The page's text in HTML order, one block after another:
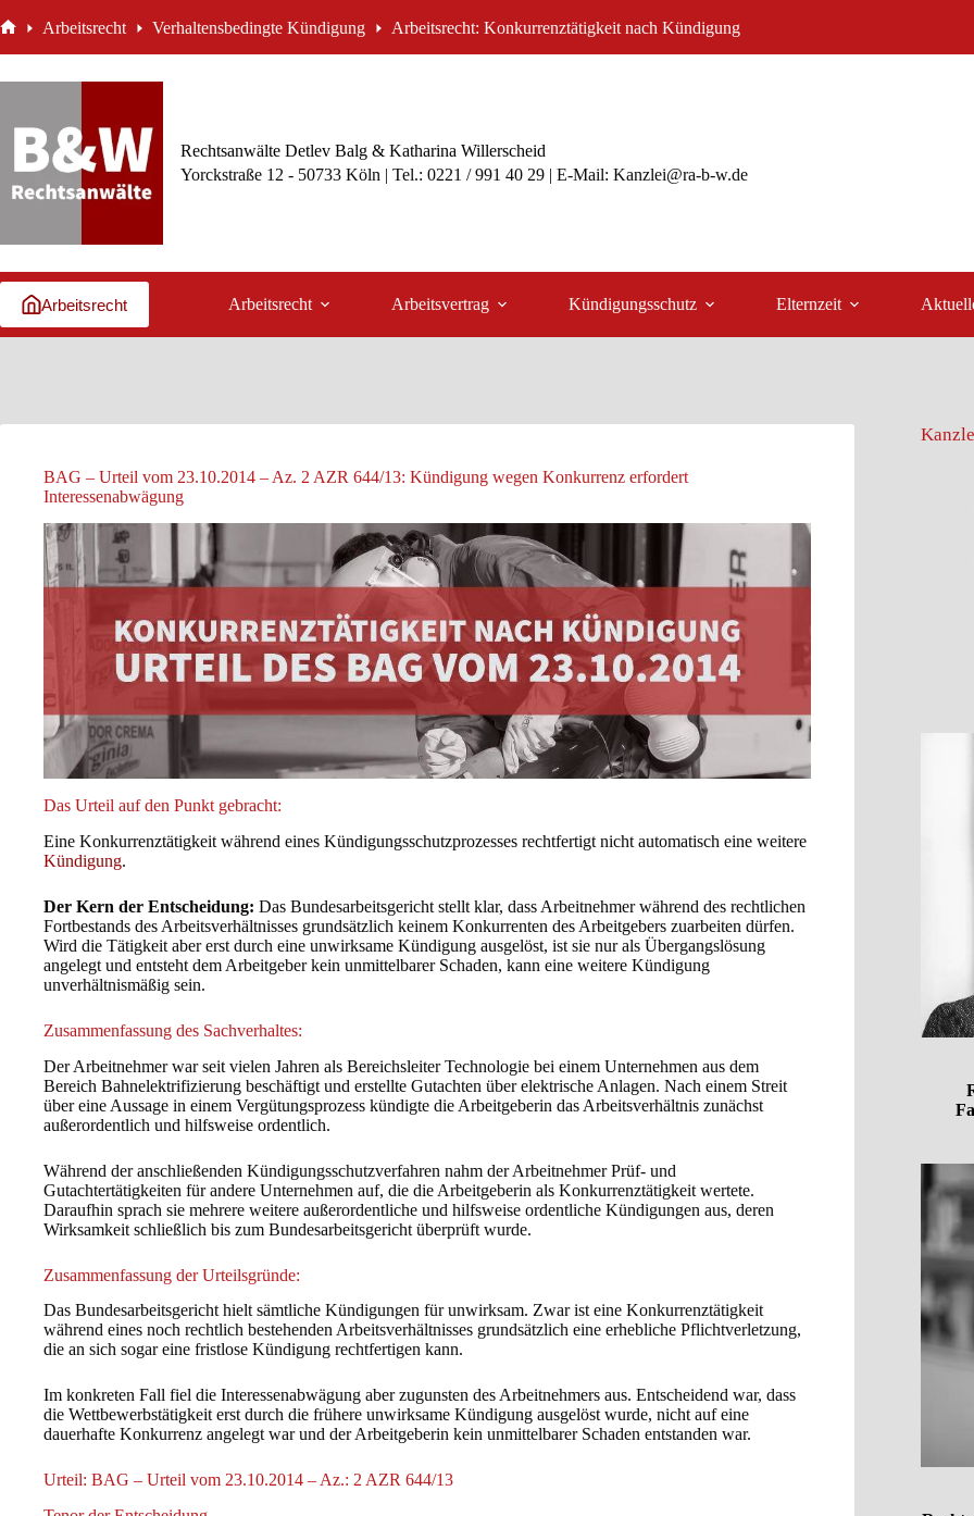
Inhalt Arbeitsrecht Verhaltensbedingte Kündigung Arbeitsrecht: Konkurrenztätigkeit nach Kündigung
Rechtsanwälte Detlev Balg & Katharina Willerscheid
Yorckstraße 12 - 50733 Köln | Tel.: 0221 / 991 40 29 | E-Mail: Kanzlei@ra-b-w.de
Arbeitsrecht Arbeitsrecht Arbeitsvertrag Kündigungsschutz Elternzeit
BAG – Urteil vom 23.10.2014 – Az. 2 AZR 644/13: Kündigung wegen Konkurrenz erfordert
Interessenabwägung
Das Urteil auf den Punkt gebracht:
Eine Konkurrenztätigkeit während eines Kündigungsschutzprozesses rechtfertigt nicht automatisch eine weitere
Kündigung.
Der Kern der Entscheidung: Das Bundesarbeitsgericht stellt klar, dass Arbeitnehmer während des rechtlichen
Fortbestands des Arbeitsverhältnisses grundsätzlich keinem Konkurrenten des Arbeitgebers zuarbeiten dürfen.
Wird die Tätigkeit aber erst durch eine unwirksame Kündigung ausgelöst, ist sie nur als Übergangslösung
angelegt und entsteht dem Arbeitgeber kein unmittelbarer Schaden, kann eine weitere Kündigung
unverhältnismäßig sein.
Zusammenfassung des Sachverhaltes:
Der Arbeitnehmer war seit vielen Jahren als Bereichsleiter Technologie bei einem Unternehmen aus dem
Bereich Bahnelektrifizierung beschäftigt und erstellte Gutachten über elektrische Anlagen. Nach einem Streit
über eine Aussage in einem Vergütungsprozess kündigte die Arbeitgeberin das Arbeitsverhältnis zunächst
außerordentlich und hilfsweise ordentlich.
Während der anschließenden Kündigungsschutzverfahren nahm der Arbeitnehmer Prüf- und
Gutachtertätigkeiten für andere Unternehmen auf, die die Arbeitgeberin als Konkurrenztätigkeit wertete.
Daraufhin sprach sie mehrere weitere außerordentliche und hilfsweise ordentliche Kündigungen aus, deren
Wirksamkeit schließlich bis zum Bundesarbeitsgericht überprüft wurde.
Zusammenfassung der Urteilsgründe:
Das Bundesarbeitsgericht hielt sämtliche Kündigungen für unwirksam. Zwar ist eine Konkurrenztätigkeit
während eines noch rechtlich bestehenden Arbeitsverhältnisses grundsätzlich eine erhebliche Pflichtverletzung,
die an sich sogar eine fristlose Kündigung rechtfertigen kann.
Im konkreten Fall fiel die Interessenabwägung aber zugunsten des Arbeitnehmers aus. Entscheidend war, dass
die Wettbewerbstätigkeit erst durch die frühere unwirksame Kündigung ausgelöst wurde, nicht auf eine
dauerhafte Konkurrenz angelegt war und der Arbeitgeberin kein unmittelbarer Schaden entstanden war.
Urteil: BAG – Urteil vom 23.10.2014 – Az.: 2 AZR 644/13